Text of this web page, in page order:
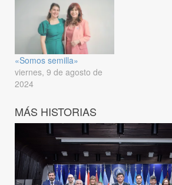
«Somos semilla»
viernes, 9 de agosto de
2024
MÁS HISTORIAS